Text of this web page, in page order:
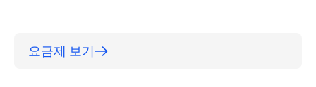
요금제 보기